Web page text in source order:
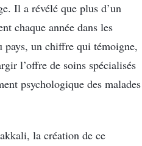
Il a révélé que plus d’un
chaque année dans les
pays, un chiffre qui témoigne,
l’offre de soins spécialisés
psychologique des malades
la création de ce